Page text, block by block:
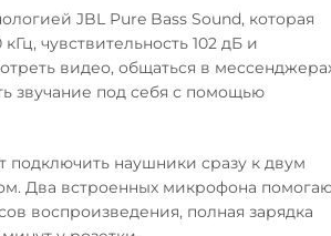
JBL Pure Bass Sound, которая
чувствительность 102 дБ и
видео, общаться в
звучание под себя с помощью
подключить наушники сразу к двум
Два встроенных микрофона
воспроизведения, полная зарядка